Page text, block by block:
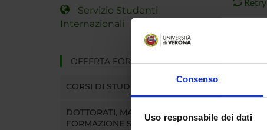
Consenso
Uso responsabile dei dati
Servizio Studenti
Internazionali
OFFERTA FORMATIVA
CORSI DI STUDIO
DOTTORATI, MASTER E
FORMAZIONE SUPERIORE